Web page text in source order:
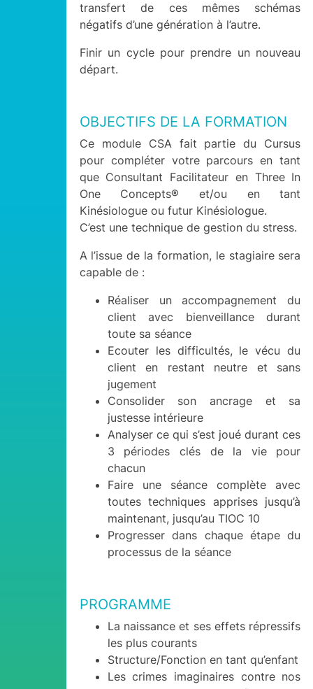
transfert de ces mêmes schémas
négatifs d’une génération à l’autre.
Finir un cycle pour prendre un nouveau
départ.
OBJECTIFS DE LA FORMATION
Ce module CSA fait partie du Cursus
pour compléter votre parcours en tant
que Consultant Facilitateur en Three In
One Concepts® et/ou en tant
Kinésiologue ou futur Kinésiologue.
C’est une technique de gestion du stress.
A l’issue de la formation, le stagiaire sera
capable de :
Réaliser un accompagnement du
client avec bienveillance durant
toute sa séance
Ecouter les difficultés, le vécu du
client en restant neutre et sans
jugement
Consolider son ancrage et sa
justesse intérieure
Analyser ce qui s’est joué durant ces
3 périodes clés de la vie pour
chacun
Faire une séance complète avec
toutes techniques apprises jusqu’à
maintenant, jusqu’au TIOC 10
Progresser dans chaque étape du
processus de la séance
PROGRAMME
La naissance et ses effets répressifs
les plus courants
Structure/Fonction en tant qu’enfant
Les crimes imaginaires contre nos